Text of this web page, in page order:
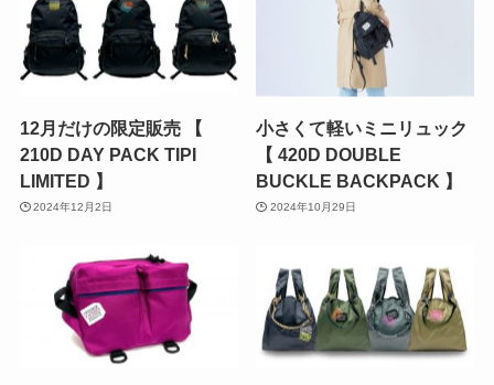
12月だけの限定販売 【
210D DAY PACK TIPI
LIMITED 】
2024年12月2日
小さくて軽いミニリュック
【 420D DOUBLE
BUCKLE BACKPACK 】
2024年10月29日